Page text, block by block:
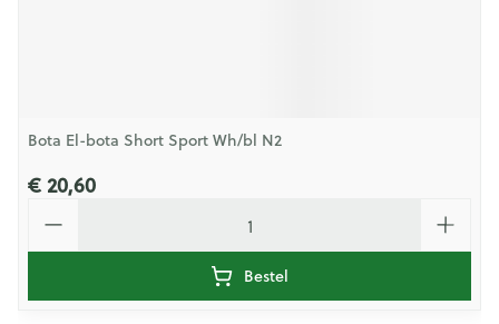
Bota El-bota Short Sport Wh/bl N2
€ 20,60
Bestel